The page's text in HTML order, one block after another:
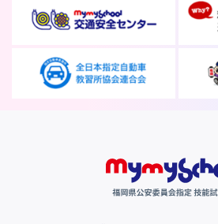
マイマイスクール笹丘